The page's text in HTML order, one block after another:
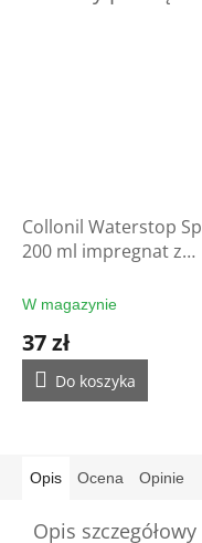
Collonil Waterstop
200 ml impregnat z
rękawic
W magazynie
37 zł
Do koszyka
Opis Ocena Opinie
Opis